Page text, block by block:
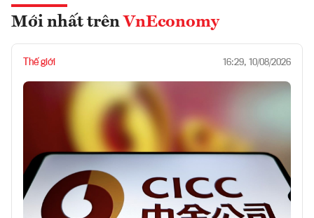
Mới nhất trên VnEconomy
Thế giới 16:29, 10/08/2026